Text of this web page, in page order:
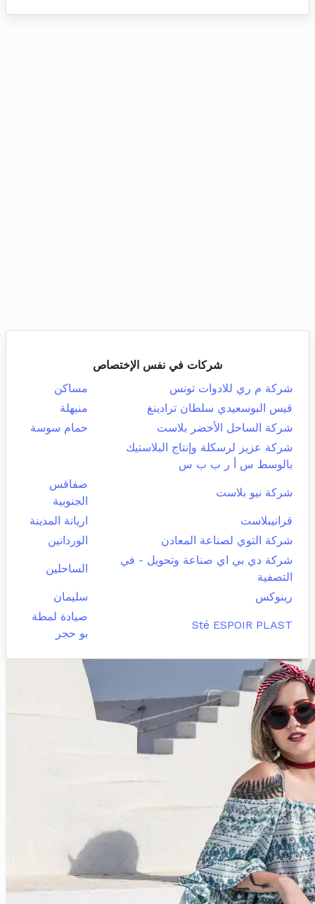
شركات في نفس الإختصاص
شركة م ري للادوات تونس
مساكن
قيس البوسعيدي سلطان ترادينغ
منيهلة
شركة الساحل الأخضر بلاست
حمام سوسة
شركة عزيز لرسكلة وإنتاج البلاستيك
بالوسط س أ ر ب ب س
شركة نيو بلاست
صفاقس
الجنوبية
قرانيبلاست
اريانة المدينة
شركة التوي لصناعة المعادن
الوردانين
شركة دي بي اي صناعة وتحويل - في
التصفية
الساحلين
رينوكس سليمان
Sté ESPOIR PLAST
صيادة لمطة
بو حجر